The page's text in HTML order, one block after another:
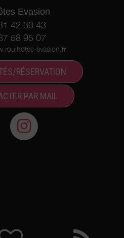
Evasion
42 30 43
58 95 07
evasion.fr
RÉSERVATION
PAR MAIL